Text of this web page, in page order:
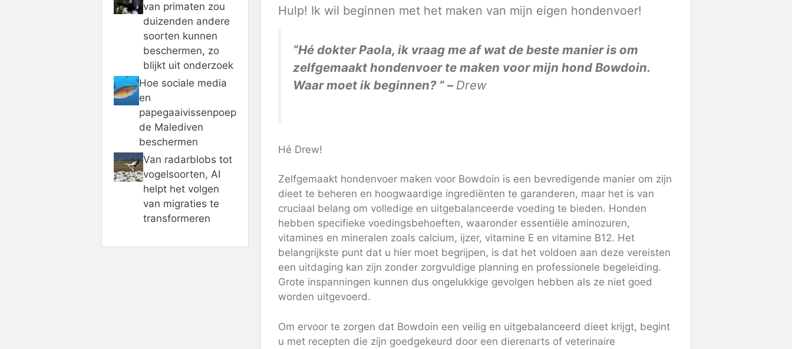
Hulp! Ik wil beginnen met het maken van mijn eigen hondenvoer!
“Hé dokter Paola, ik vraag me af wat de beste manier is om
zelfgemaakt hondenvoer te maken voor mijn hond Bowdoin.
Waar moet ik beginnen? ” – Drew
Hé Drew!
Zelfgemaakt hondenvoer maken voor Bowdoin is een bevredigende manier om zijn
dieet te beheren en hoogwaardige ingrediënten te garanderen, maar het is van
cruciaal belang om volledige en uitgebalanceerde voeding te bieden. Honden
hebben specifieke voedingsbehoeften, waaronder essentiële aminozuren,
vitamines en mineralen zoals calcium, ijzer, vitamine E en vitamine B12. Het
belangrijkste punt dat u hier moet begrijpen, is dat het voldoen aan deze vereisten
een uitdaging kan zijn zonder zorgvuldige planning en professionele begeleiding.
Grote inspanningen kunnen dus ongelukkige gevolgen hebben als ze niet goed
worden uitgevoerd.
Om ervoor te zorgen dat Bowdoin een veilig en uitgebalanceerd dieet krijgt, begint
u met recepten die zijn goedgekeurd door een dierenarts of veterinaire
van primaten zou
duizenden andere
soorten kunnen
beschermen, zo
blijkt uit onderzoek
Hoe sociale media
en
papegaaivissenpoep
de Malediven
beschermen
Van radarblobs tot
vogelsoorten, AI
helpt het volgen
van migraties te
transformeren